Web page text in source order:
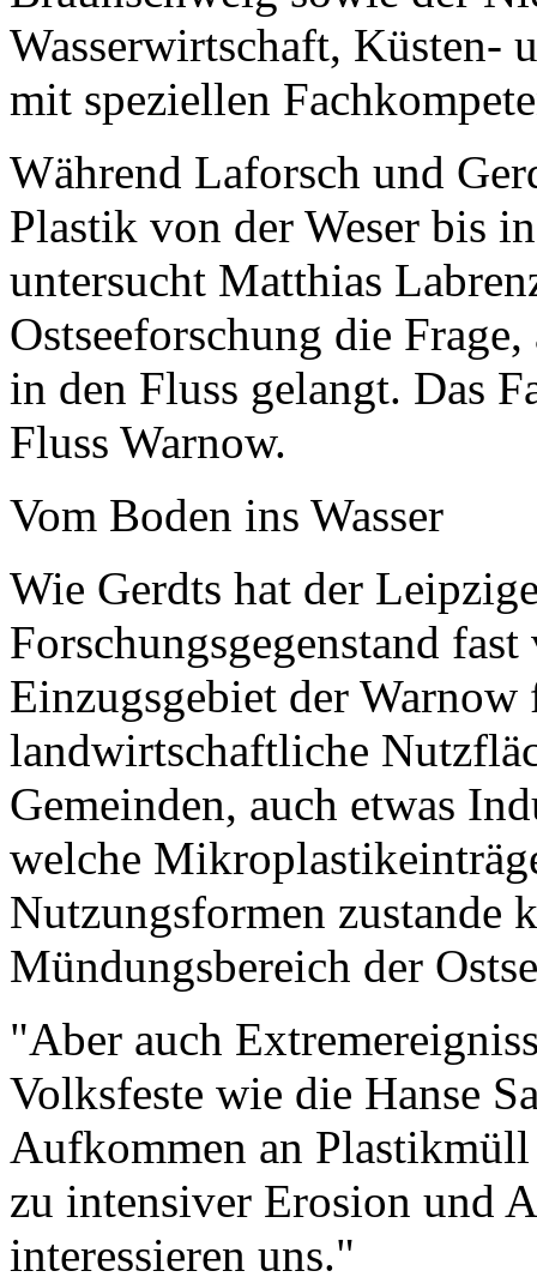
Wasserwirtschaft, Küsten-
mit speziellen
Während Laforsch und
Plastik von der Weser bis
untersucht Matthias
Ostseeforschung die
in den Fluss gelangt. Das
Fluss Warnow.
Vom Boden ins Wasser
Wie Gerdts hat der
Forschungsgegenstand
Einzugsgebiet der
landwirtschaftliche
Gemeinden, auch etwas
welche
Nutzungsformen zustande
Mündungsbereich der
"Aber auch
Volksfeste wie die Hanse
Aufkommen an Plastikmüll
zu intensiver Erosion und
interessieren uns."